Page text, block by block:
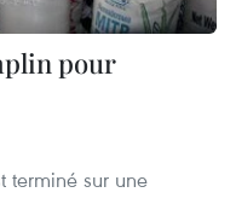
pour
terminé sur une